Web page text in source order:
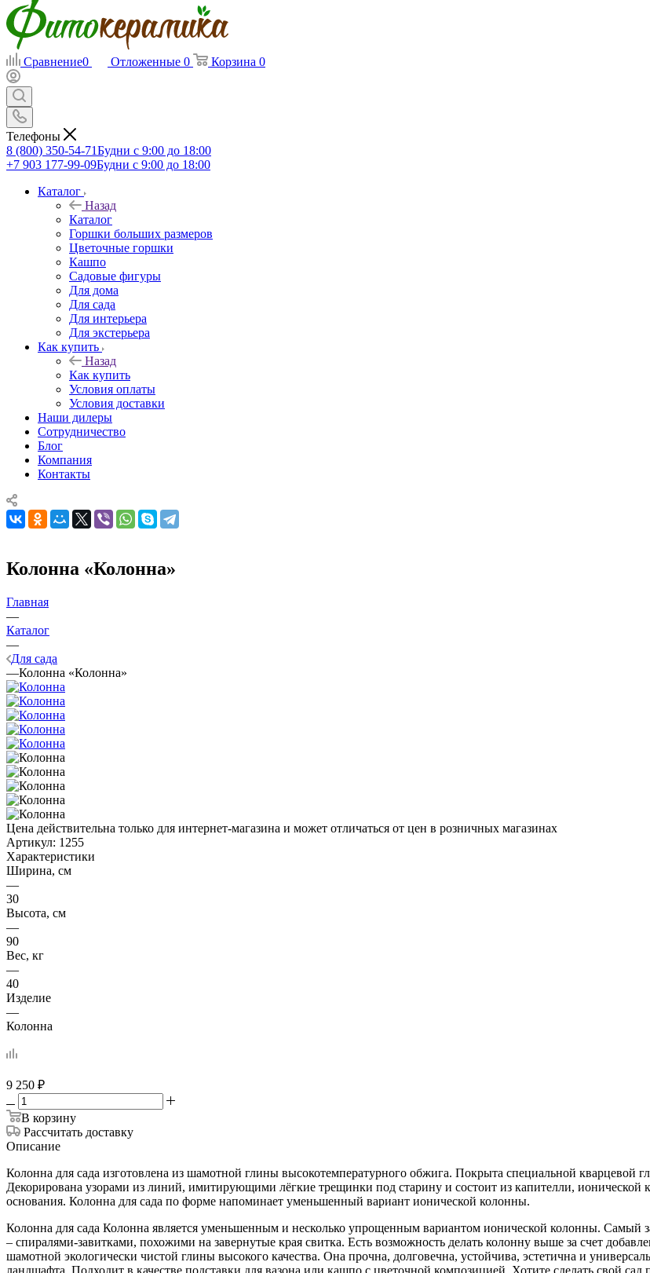
Сравнение0 Отложенные 0 Корзина 0
Телефоны
8 (800) 350-54-71Будни с 9:00 до 18:00
+7 903 177-99-09Будни с 9:00 до 18:00
Каталог
Назад
Каталог
Горшки больших размеров
Цветочные горшки
Кашпо
Садовые фигуры
Для дома
Для сада
Для интерьера
Для экстерьера
Как купить
Назад
Как купить
Условия оплаты
Условия доставки
Наши дилеры
Сотрудничество
Блог
Компания
Контакты
Колонна «Колонна»
Главная
—
Каталог
—
Для сада
—Колонна «Колонна»
Цена действительна только для интернет-магазина и может отличаться от цен в розничных магазинах
Артикул: 1255
Характеристики
Ширина, см
—
30
Высота, см
—
90
Вес, кг
—
40
Изделие
—
Колонна
9 250 ₽
В корзину
Рассчитать доставку
Описание
Колонна для сада изготовлена из шамотной глины высокотемпературного обжига. Покрыта специальной кварцевой
Декорирована узорами из линий, имитирующими лёгкие трещинки под старину и состоит из капителли,
основания. Колонна для сада по форме напоминает уменьшенный вариант ионической колонны.
Колонна для сада Колонна является уменьшенным и несколько упрощенным вариантом ионической колонны. Самый
– спиралями-завитками, похожими на завернутые края свитка. Есть возможность делать колонну выше за счет
шамотной экологически чистой глины высокого качества. Она прочна, долговечна, устойчива, эстетична и
ландшафта. Подходит в качестве подставки для вазона или кашпо с цветочной композицией. Хотите сделать свой